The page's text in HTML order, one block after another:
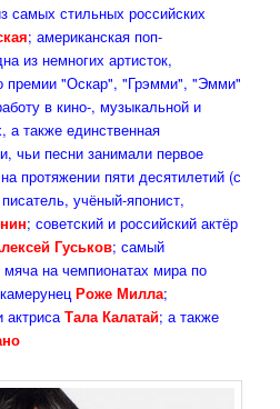
самых стильных российских
; американская поп-
из немногих артисток,
премии "Оскар", "Грэмми", "Эмми"
в кино-, музыкальной и
а также единственная
чьи песни занимали первое
протяжении пяти десятилетий (с
учёный-японист,
; советский и российский актёр
Гуськов; самый
мяча на чемпионатах мира по
Роже Милла;
актрисаТала Калатай; а также